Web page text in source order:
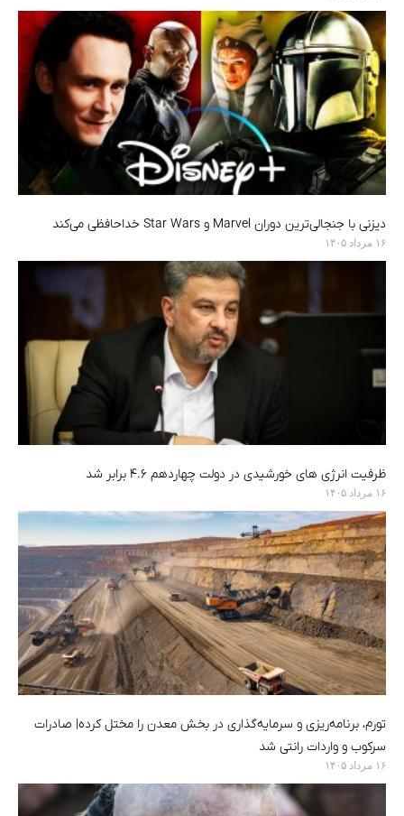
دیزنی با جنجالی‌ترین دوران Marvel و Star Wars خداحافظی می‌کند
۱۶ مرداد ۱۴۰۵
ظرفیت انرژی های خورشیدی در دولت چهاردهم ۴.۶ برابر شد
۱۶ مرداد ۱۴۰۵
تورم، برنامه‌ریزی و سرمایه‌گذاری در بخش معدن را مختل کرده| صادرات
سرکوب و واردات رانتی شد
۱۶ مرداد ۱۴۰۵